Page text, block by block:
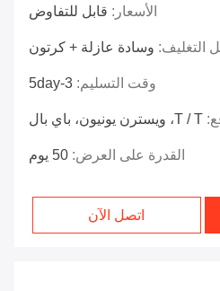
الأسعار: قابل للتفاوض
التغليف: وسادة عازلة + كرتون
وقت التسليم: 3-5day
T / T، ويسترن يونيون، باي بال
القدرة على العرض: 50 يوم
اتصل الآن